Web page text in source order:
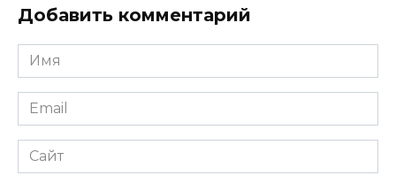
Добавить комментарий
Имя
*
Email
*
Сайт